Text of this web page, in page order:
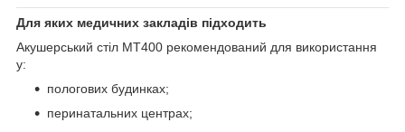
Для яких медичних закладів підходить
Акушерський стіл МТ400 рекомендований для використання
у:
пологових будинках;
перинатальних центрах;